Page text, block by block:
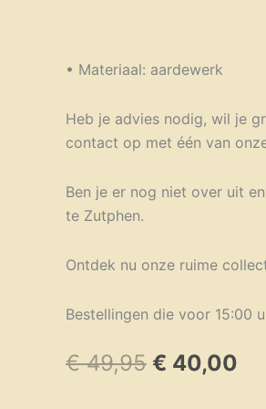
• Materiaal: aardewerk
Heb je advies nodig, wil je
contact op met één van
Ben je er nog niet over uit
te Zutphen.
Ontdek nu onze ruime
Bestellingen die voor 15:00
€49,95 € 40,00